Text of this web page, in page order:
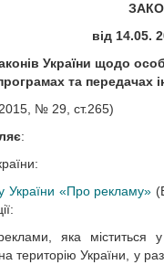
від 14.05.
України щодо
та передачах
№ 29, ст.265)
:
України «Про рекламу»
яка міститься
України, у